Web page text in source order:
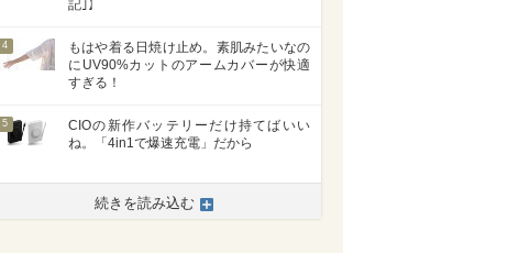
記｣】
4
もはや着る日焼け止め。素肌みたいなの
にUV90%カットのアームカバーが快適
すぎる！
5
CIOの新作バッテリーだけ持てばいい
ね。「4in1で爆速充電」だから
続きを読み込む